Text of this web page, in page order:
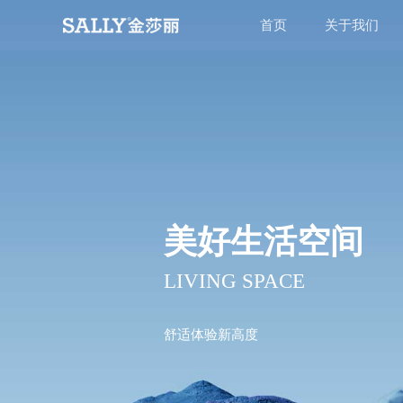
首页 关于我们
美好生活空间
LIVING SPACE
舒适体验新高度